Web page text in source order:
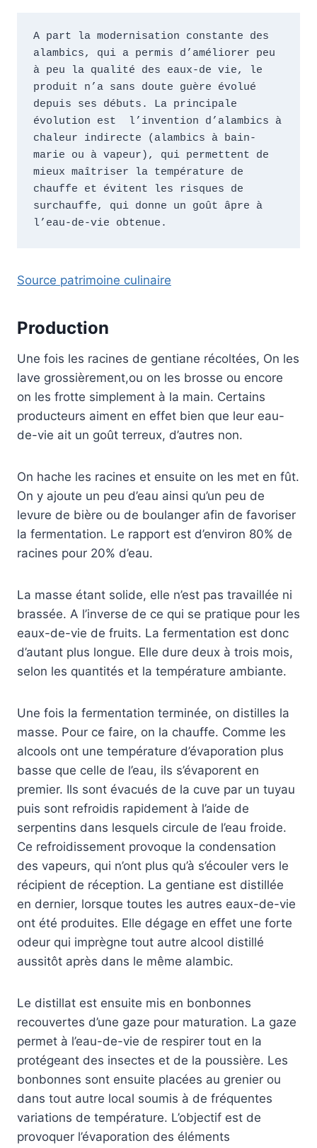
A part la modernisation constante des
alambics, qui a permis d’améliorer peu
à peu la qualité des eaux-de vie, le
produit n’a sans doute guère évolué
depuis ses débuts. La principale
évolution est  l’invention d’alambics à
chaleur indirecte (alambics à bain-
marie ou à vapeur), qui permettent de
mieux maîtriser la température de
chauffe et évitent les risques de
surchauffe, qui donne un goût âpre à
l’eau-de-vie obtenue.
Source patrimoine culinaire
Production
Une fois les racines de gentiane récoltées, On les
lave grossièrement,ou on les brosse ou encore
on les frotte simplement à la main. Certains
producteurs aiment en effet bien que leur eau-
de-vie ait un goût terreux, d’autres non.
On hache les racines et ensuite on les met en fût.
On y ajoute un peu d’eau ainsi qu’un peu de
levure de bière ou de boulanger afin de favoriser
la fermentation. Le rapport est d’environ 80% de
racines pour 20% d’eau.
La masse étant solide, elle n’est pas travaillée ni
brassée. A l’inverse de ce qui se pratique pour les
eaux-de-vie de fruits. La fermentation est donc
d’autant plus longue. Elle dure deux à trois mois,
selon les quantités et la température ambiante.
Une fois la fermentation terminée, on distilles la
masse. Pour ce faire, on la chauffe. Comme les
alcools ont une température d’évaporation plus
basse que celle de l’eau, ils s’évaporent en
premier. Ils sont évacués de la cuve par un tuyau
puis sont refroidis rapidement à l’aide de
serpentins dans lesquels circule de l’eau froide.
Ce refroidissement provoque la condensation
des vapeurs, qui n’ont plus qu’à s’écouler vers le
récipient de réception. La gentiane est distillée
en dernier, lorsque toutes les autres eaux-de-vie
ont été produites. Elle dégage en effet une forte
odeur qui imprègne tout autre alcool distillé
aussitôt après dans le même alambic.
Le distillat est ensuite mis en bonbonnes
recouvertes d’une gaze pour maturation. La gaze
permet à l’eau-de-vie de respirer tout en la
protégeant des insectes et de la poussière. Les
bonbonnes sont ensuite placées au grenier ou
dans tout autre local soumis à de fréquentes
variations de température. L’objectif est de
provoquer l’évaporation des éléments